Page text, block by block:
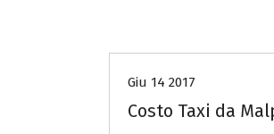
Giu 14 2017
Costo Taxi da